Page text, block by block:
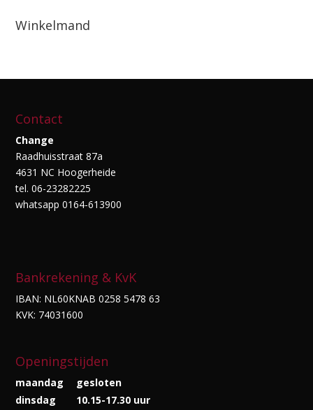
Winkelmand
Contact
Change
Raadhuisstraat 87a
4631 NC Hoogerheide
tel. 06-23282225
whatsapp 0164-613900
Bankrekening & KvK
IBAN: NL60KNAB 0258 5478 63
KVK: 74031600
Openingstijden
maandag
gesloten
dinsdag
10.15-17.30 uur